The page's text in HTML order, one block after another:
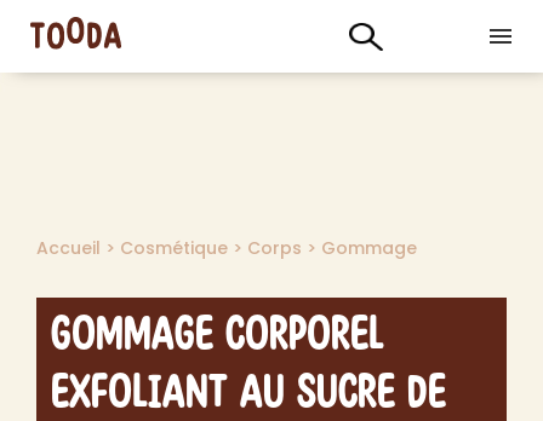
Accueil > Cosmétique > Corps > Gommage
Gommage Corporel
Exfoliant au Sucre de